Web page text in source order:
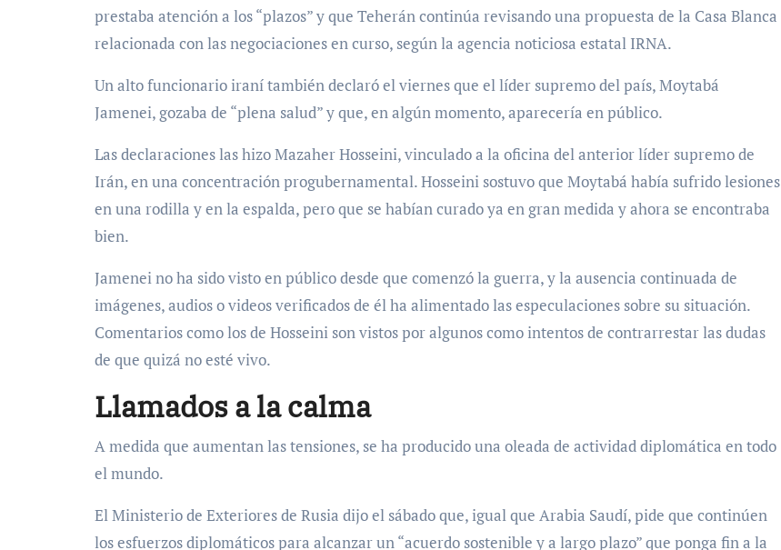
prestaba atención a los “plazos” y que Teherán continúa revisando una propuesta de la Casa Blanca
relacionada con las negociaciones en curso, según la agencia noticiosa estatal IRNA.
Un alto funcionario iraní también declaró el viernes que el líder supremo del país, Moytabá
Jamenei, gozaba de “plena salud” y que, en algún momento, aparecería en público.
Las declaraciones las hizo Mazaher Hosseini, vinculado a la oficina del anterior líder supremo de
Irán, en una concentración progubernamental. Hosseini sostuvo que Moytabá había sufrido lesiones
en una rodilla y en la espalda, pero que se habían curado ya en gran medida y ahora se encontraba
bien.
Jamenei no ha sido visto en público desde que comenzó la guerra, y la ausencia continuada de
imágenes, audios o videos verificados de él ha alimentado las especulaciones sobre su situación.
Comentarios como los de Hosseini son vistos por algunos como intentos de contrarrestar las dudas
de que quizá no esté vivo.
Llamados a la calma
A medida que aumentan las tensiones, se ha producido una oleada de actividad diplomática en todo
el mundo.
El Ministerio de Exteriores de Rusia dijo el sábado que, igual que Arabia Saudí, pide que continúen
los esfuerzos diplomáticos para alcanzar un “acuerdo sostenible y a largo plazo” que ponga fin a la